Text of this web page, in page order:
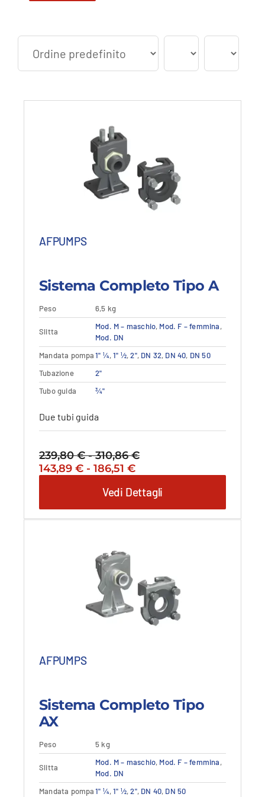
Questo
prodotto
ha
più
Le
nella
pagina
del
prodotto
Vedi dettagli
AFPUMPS
Sistema Completo Tipo A
Peso 6,5 kg
Slitta
Mod. M – maschio, Mod. F – femmina,
Mod. DN
Mandata pompa1" ¼,1" ½,2", DN 32, DN 40, DN 50
Tubazione
2"
Tubo guida
¾"
Due tubi guida
239,80€ - 310,86€Fascia
da
239,80 €
a
Il
era:
239,80 €
143,89 € - 186,51 €Fascia
prezzo:
da
143,89 €
Il
attuale
è:
143,89 €
da
143,89 €
a
186,51 €.
Vedi Dettagli
prodotto
ha
varianti.
AFPUMPS
Sistema Completo Tipo
AX
Peso 5 kg
Slitta
Mod. M – maschio, Mod. F – femmina,
Mod. DN
Mandata pompa1" ¼,1" ½,2", DN 40, DN 50